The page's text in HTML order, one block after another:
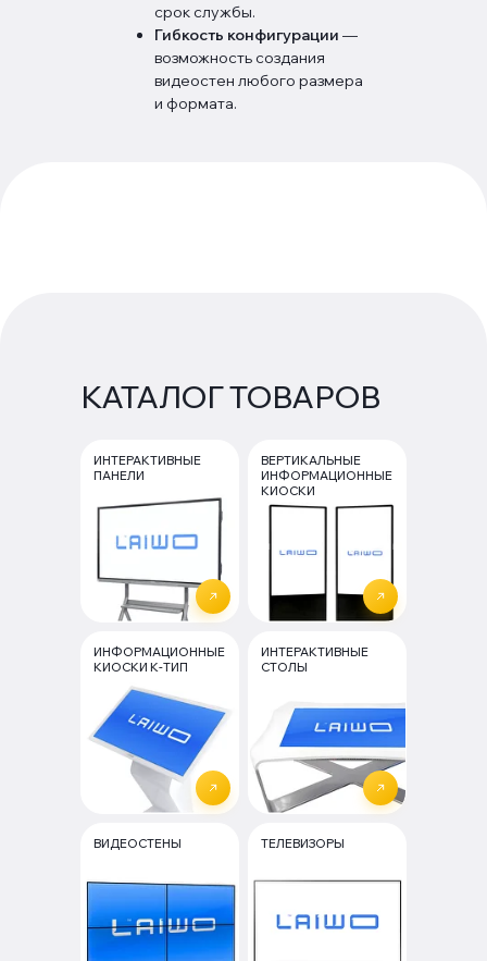
срок службы.
Гибкость конфигурации —
возможность создания
видеостен любого размера
и формата.
КАТАЛОГ ТОВАРОВ
ИНТЕРАКТИВНЫЕ
ПАНЕЛИ
ВЕРТИКАЛЬНЫЕ
ИНФОРМАЦИОННЫЕ
КИОСКИ
ИНФОРМАЦИОННЫЕ
КИОСКИ К-ТИП
ИНТЕРАКТИВНЫЕ
СТОЛЫ
ВИДЕОСТЕНЫ ТЕЛЕВИЗОРЫ